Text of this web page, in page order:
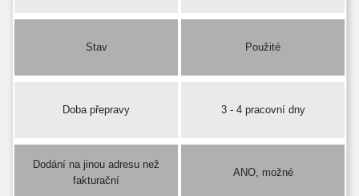
Stav Použité
Doba přepravy 3 - 4 pracovní dny
Dodání na jinou adresu než
fakturační
ANO, možné